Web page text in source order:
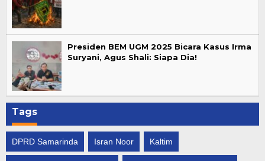
Presiden BEM UGM 2025 Bicara Kasus Irma
Suryani, Agus Shali: Siapa Dia!
Tags
DPRD Samarinda Isran Noor Kaltim